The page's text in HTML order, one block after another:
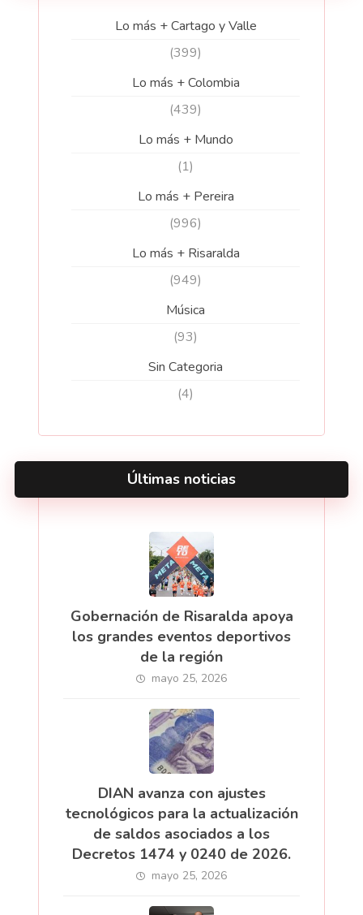
Lo más + Cartago y Valle
(399)
Lo más + Colombia
(439)
Lo más + Mundo
(1)
Lo más + Pereira
(996)
Lo más + Risaralda
(949)
Música
(93)
Sin Categoria
(4)
Últimas noticias
Gobernación de Risaralda apoya
los grandes eventos deportivos
de la región
mayo 25, 2026
DIAN avanza con ajustes
tecnológicos para la actualización
de saldos asociados a los
Decretos 1474 y 0240 de 2026.
mayo 25, 2026